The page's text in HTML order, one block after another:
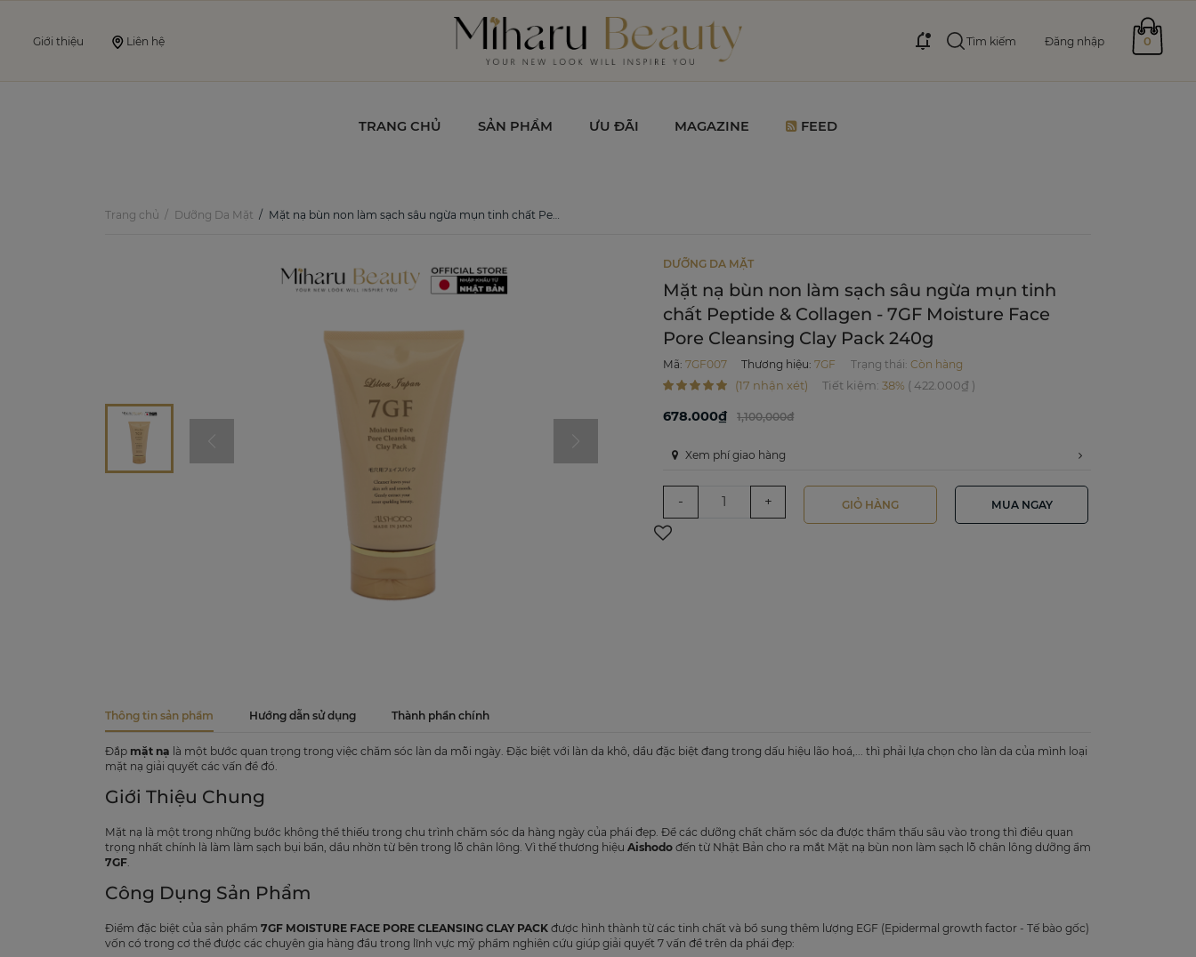
Giới thiệu Liên hệ Tìm kiếm Đăng nhập 0
TRANG CHỦ SẢN PHẨM ƯU ĐÃI MAGAZINE FEED
Trang chủ Dưỡng Da Mặt Mặt nạ bùn non làm sạch sâu ngừa mụn tinh chất Peptide & Collagen - 7GF Moisture Face Pore Cleansing Clay Pack 240g
DƯỠNG DA MẶT
Mặt nạ bùn non làm sạch sâu ngừa mụn tinh
chất Peptide & Collagen - 7GF Moisture Face
Pore Cleansing Clay Pack 240g
Mã:7GF007 Thương hiệu:7GF Trạng thái: Còn hàng
(17 nhận xét) Tiết kiệm:38% ( 422.000₫ )
678.000₫ 1,100,000đ
Xem phí giao hàng
- + GIỎ HÀNG MUA NGAY
Thông tin sản phẩm Hướng dẫn sử dụng Thành phần chính
Đắp mặt nạ là một bước quan trọng trong việc chăm sóc làn da mỗi ngày. Đặc biệt với làn da khô, dầu đặc biệt đang trong dấu hiệu lão hoá,... thì phải lựa chọn cho làn da của mình loại
mặt nạ giải quyết các vấn đề đó.
Giới Thiệu Chung
Mặt nạ là một trong những bước không thể thiếu trong chu trình chăm sóc da hàng ngày của phái đẹp. Để các dưỡng chất chăm sóc da được thẩm thấu sâu vào trong thì điều quan
trọng nhất chính là làm làm sạch bụi bẩn, dầu nhờn từ bên trong lỗ chân lông. Vì thế thương hiệu Aishodođến từ Nhật Bản cho ra mắt Mặt nạ bùn non làm sạch lỗ chân lông dưỡng ẩm
7GF.
Công Dụng Sản Phẩm
Điểm đặc biệt của sản phẩm 7GF MOISTURE FACE PORE CLEANSING CLAY PACKđược hình thành từ các tinh chất và bổ sung thêm lượng EGF (Epidermal growth factor - Tế bào gốc)
vốn có trong cơ thể được các chuyên gia hàng đầu trong lĩnh vực mỹ phẩm nghiên cứu giúp giải quyết 7 vấn đề trên da phái đẹp: